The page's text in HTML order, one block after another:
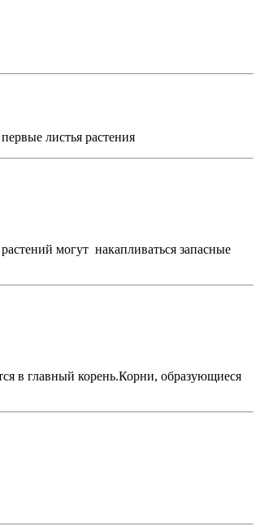
листья растения
могут накапливаться запасные
в главный корень.Корни, образующиеся